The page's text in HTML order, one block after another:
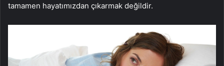
tamamen hayatımızdan çıkarmak değildir.